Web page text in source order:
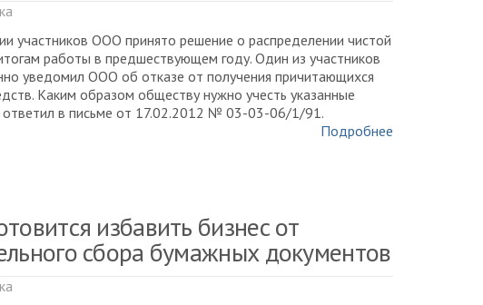
участников ООО принято решение о распределении чистой
работы в предшествующем году. Один из участников
уведомил ООО об отказе от получения причитающихся
Каким образом обществу нужно учесть указанные
в письме от 17.02.2012 № 03-03-06/1/91.
Подробнее
избавить бизнес от
сбора бумажных документов